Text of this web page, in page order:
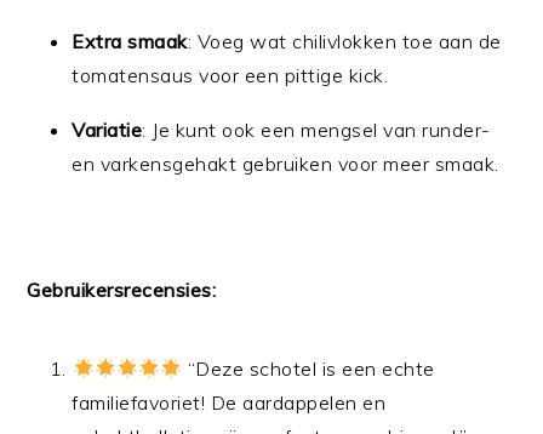
Extra smaak: Voeg wat chilivlokken toe aan de
tomatensaus voor een pittige kick.
Variatie: Je kunt ook een mengsel van runder-
en varkensgehakt gebruiken voor meer smaak.
Gebruikersrecensies:
“Deze schotel is een echte
familiefavoriet! De aardappelen en